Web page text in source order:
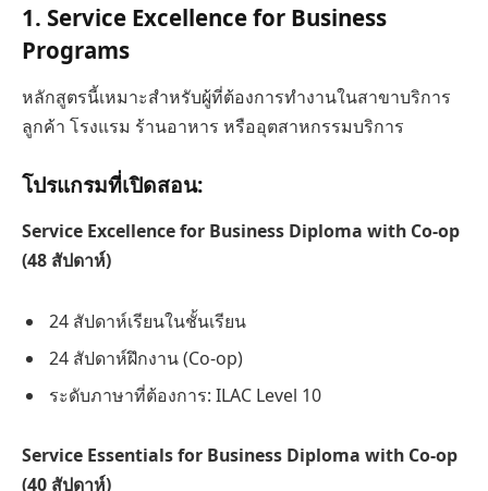
1. Service Excellence for Business
Programs
หลักสูตรนี้เหมาะสำหรับผู้ที่ต้องการทำงานในสาขาบริการ
ลูกค้า โรงแรม ร้านอาหาร หรืออุตสาหกรรมบริการ
โปรแกรมที่เปิดสอน:
Service Excellence for Business Diploma with Co-op
(48 สัปดาห์)
24 สัปดาห์เรียนในชั้นเรียน
24 สัปดาห์ฝึกงาน (Co-op)
ระดับภาษาที่ต้องการ: ILAC Level 10
Service Essentials for Business Diploma with Co-op
(40 สัปดาห์)